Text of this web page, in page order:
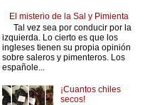
El misterio de la Sal y Pimienta
Tal vez sea por conducir por la
izquierda. Lo cierto es que los
ingleses tienen su propia opinión
sobre saleros y pimenteros. Los
españole...
¡Cuantos chiles
secos!